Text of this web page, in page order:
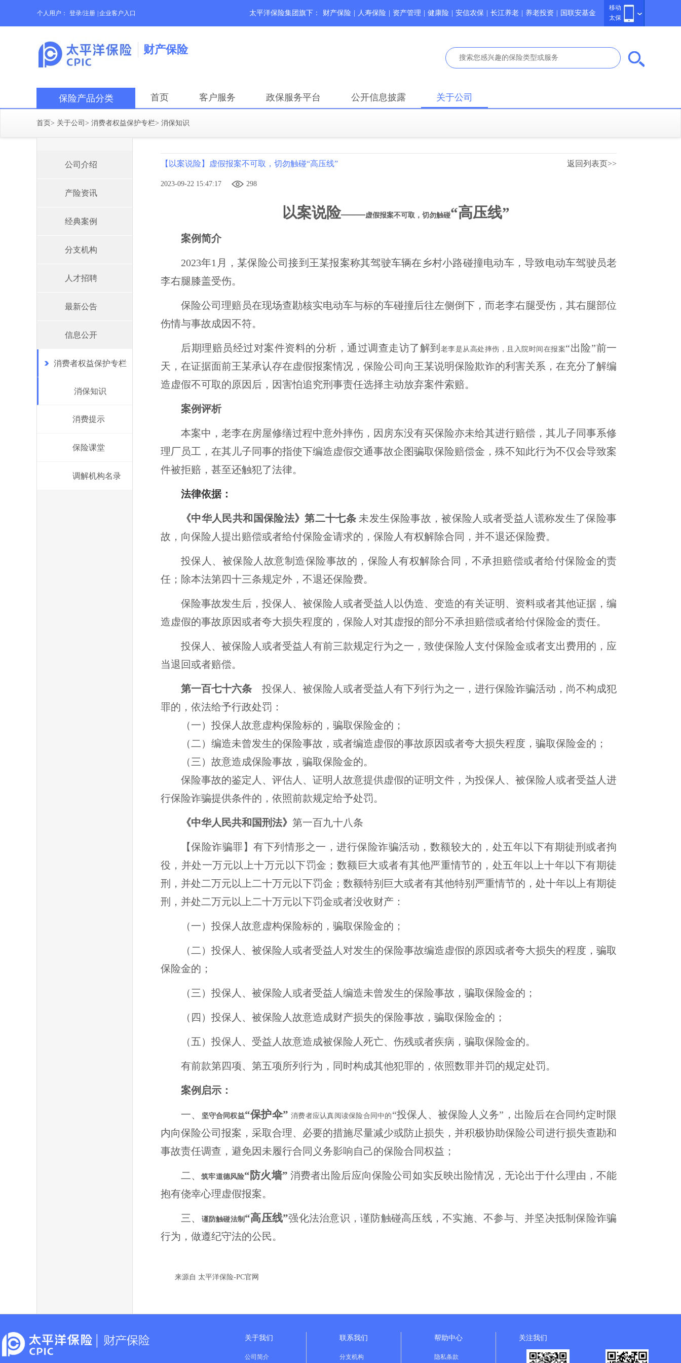
个人用户： 登录/注册 企业客户入口
移动
太保
太平洋保险集团旗下： 财产保险 人寿保险 资产管理 健康险 安信农保 长江养老 养老投资 国联安基金
财产保险
保险产品分类 首页 客户服务 政保服务平台 公开信息披露 关于公司
首页> 关于公司 > 消费者权益保护专栏> 消保知识
公司介绍
产险资讯
经典案例
分支机构
人才招聘
最新公告
信息公开
消费者权益保护专栏
消保知识
消费提示
保险课堂
调解机构名录
【以案说险】虚假报案不可取，切勿触碰“高压线” 返回列表页>>
2023-09-22 15:47:17 298
以案说险——虚假报案不可取，切勿触碰“高压线”
案例简介
2023年1月，某保险公司接到王某报案称其驾驶车辆在乡村小路碰撞电动车，导致电动车驾驶员老
李右腿膝盖受伤。
保险公司理赔员在现场查勘核实电动车与标的车碰撞后往左侧倒下，而老李右腿受伤 ， 其右腿部位
伤情与事故成因不符。
后期理赔员经过对案件资料的分析，通过调查走访了解到 老李是从高处摔伤，且入院时间在报案“出险”前一
天，在证据面前王某承认存在虚假报案情况，保险公司向王某说明保险欺诈的利害关系，在充分了解编
造虚假不可取的原因后，因害怕追究刑事责任选择主动放弃案件索赔。
案例评析
本案中， 老李在房屋修缮过程中意外摔伤，因房东没有买保险亦未给其进行赔偿，其儿子同事系修
理厂员工，在其儿子同事的指使下编造虚假交通事故企图骗取保险赔偿金，殊不知此行为不仅会导致案
件被拒赔，甚至还触犯了法律。
法律依据：
《中华人民共和国保险法》第二十七条 未发生保险事故，被保险人或者受益人谎称发生了保险事
故，向保险人提出赔偿或者给付保险金请求的，保险人有权解除合同，并不退还保险费。
投保人、被保险人故意制造保险事故的，保险人有权解除合同，不承担赔偿或者给付保险金的责
任；除本法第四十三条规定外，不退还保险费。
保险事故发生后，投保人、被保险人或者受益人以伪造、变造的有关证明、资料或者其他证据，编
造虚假的事故原因或者夸大损失程度的，保险人对其虚报的部分不承担赔偿或者给付保险金的责任。
投保人、被保险人或者受益人有前三款规定行为之一，致使保险人支付保险金或者支出费用的，应
当退回或者赔偿。
第一百七十六条 投保人、被保险人或者受益人有下列行为之一，进行保险诈骗活动，尚不构成犯
罪的，依法给予行政处罚：
（一）投保人故意虚构保险标的，骗取保险金的；
（二）编造未曾发生的保险事故，或者编造虚假的事故原因或者夸大损失程度，骗取保险金的；
（三）故意造成保险事故，骗取保险金的。
保险事故的鉴定人、评估人、证明人故意提供虚假的证明文件，为投保人、被保险人或者受益人进
行保险诈骗提供条件的，依照前款规定给予处罚。
《中华人民共和国刑法》 第一百九十八条
【保险诈骗罪】有下列情形之一，进行保险诈骗活动，数额较大的，处五年以下有期徒刑或者拘
役，并处一万元以上十万元以下罚金；数额巨大或者有其他严重情节的，处五年以上十年以下有期徒
刑，并处二万元以上二十万元以下罚金；数额特别巨大或者有其他特别严重情节的，处十年以上有期徒
刑，并处二万元以上二十万元以下罚金或者没收财产：
（一）投保人故意虚构保险标的，骗取保险金的；
（二）投保人、被保险人或者受益人对发生的保险事故编造虚假的原因或者夸大损失的程度，骗取
保险金的；
（三）投保人、被保险人或者受益人编造未曾发生的保险事故，骗取保险金的；
（四）投保人、被保险人故意造成财产损失的保险事故，骗取保险金的；
（五）投保人、受益人故意造成被保险人死亡、伤残或者疾病，骗取保险金的。
有前款第四项、第五项所列行为，同时构成其他犯罪的，依照数罪并罚的规定处罚。
案例 启示 ：
一、 坚守合同权益“保护伞”消费者应认真阅读保险合同中的 “投保人、被保险人义务”，出险后在合同约定时限
内向保险公司报案，采取合理、必要的措施尽量减少或防止损失，并积极协助保险公司进行损失查勘和
事故责任调查，避免因未履行合同义务影响自己的保险合同权益；
二、筑牢道德风险“防火墙” 消费者出险后应向保险公司如实反映出险情况，无论出于什么理由，不能
抱有侥幸心理虚假报案。
三、 谨防触碰法制 “高压线”强化法治意识，谨防触碰高压线，不实施、不参与、并坚决抵制保险诈骗
行为，做遵纪守法的公民。
来源自 太平洋保险-PC官网
关于我们
公司简介
联系我们
分支机构
帮助中心
隐私条款
关注我们